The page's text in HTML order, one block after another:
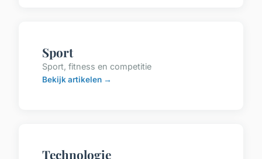
Sport
Sport, fitness en competitie
Bekijk artikelen →
Technologie